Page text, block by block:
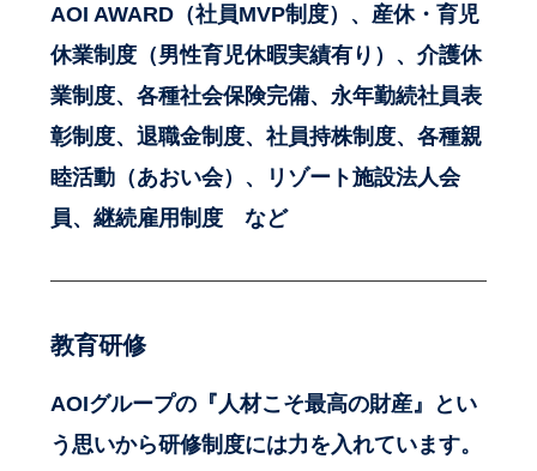
AOI AWARD（社員MVP制度）、産休・育児
休業制度（男性育児休暇実績有り）、介護休
業制度、各種社会保険完備、永年勤続社員表
彰制度、退職金制度、社員持株制度、各種親
睦活動（あおい会）、リゾート施設法人会
員、継続雇用制度 など
教育研修
AOIグループの『人材こそ最高の財産』とい
う思いから研修制度には力を入れています。